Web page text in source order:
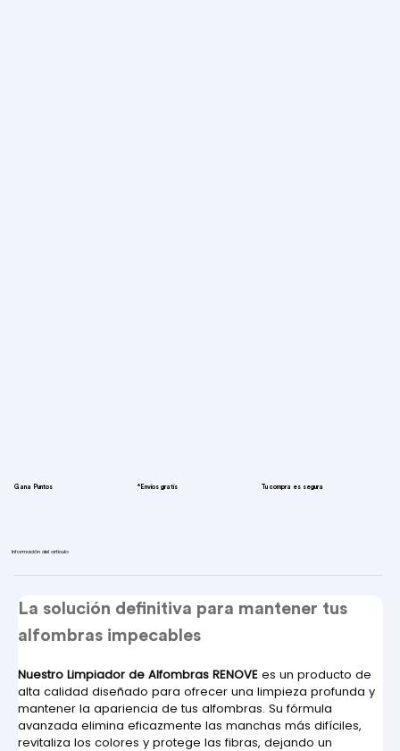
Gana Puntos *Envíos gratis Tu compra es segura
Información del artículo
La solución definitiva para mantener tus
alfombras impecables
Nuestro Limpiador de Alfombras RENOVE es un producto de
alta calidad diseñado para ofrecer una limpieza profunda y
mantener la apariencia de tus alfombras. Su fórmula
avanzada elimina eficazmente las manchas más difíciles,
revitaliza los colores y protege las fibras, dejando un